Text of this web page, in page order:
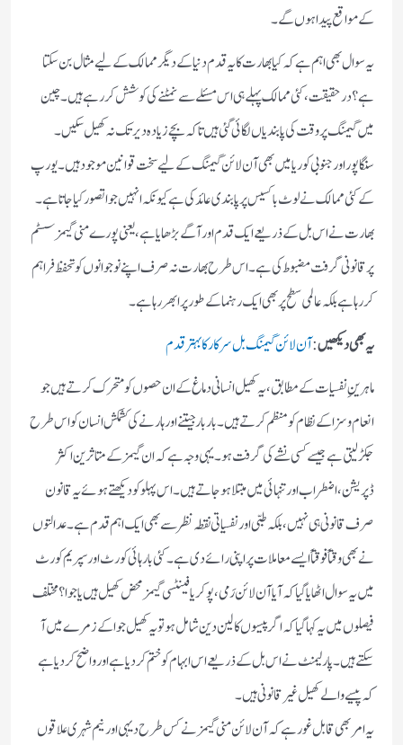
کے مواقع پیدا ہوں گے۔
یہ سوال بھی اہم ہے کہ کیا بھارت کا یہ قدم دنیا کے دیگر ممالک کے لیے مثال بن سکتا
ہے؟ درحقیقت، کئی ممالک پہلے ہی اس مسئلے سے نمٹنے کی کوشش کر رہے ہیں۔ چین
میں گیمنگ پر وقت کی پابندیاں لگائی گئی ہیں تاکہ بچے زیادہ دیر تک نہ کھیل سکیں۔
سنگاپور اور جنوبی کوریا میں بھی آن لائن گیمنگ کے لیے سخت قوانین موجود ہیں۔ یورپ
کے کئی ممالک نے لوٹ باکسیس پر پابندی عائد کی ہے کیونکہ انہیں جوا تصور کیا جاتا ہے۔
بھارت نے اس بل کے ذریعے ایک قدم اور آگے بڑھایا ہے، یعنی پورے منی گیمز سسٹم
پر قانونی گرفت مضبوط کی ہے۔ اس طرح بھارت نہ صرف اپنے نوجوانوں کو تحفظ فراہم
کر رہا ہے بلکہ عالمی سطح پر بھی ایک رہنما کے طور پر ابھر رہا ہے۔
یہ بھی دیکھیں:آن لائن گیمنگ بل سرکار کا بہتر قدم
ماہرینِ نفسیات کے مطابق، یہ کھیل انسانی دماغ کے ان حصوں کو متحرک کرتے ہیں جو
انعام و سزا کے نظام کو منظم کرتے ہیں۔ بار بار جیتنے اور ہارنے کی کشمکش انسان کو اس طرح
جکڑ لیتی ہے جیسے کسی نشے کی گرفت ہو۔ یہی وجہ ہے کہ ان گیمز کے متاثرین اکثر
ڈپریشن، اضطراب اور تنہائی میں مبتلا ہو جاتے ہیں۔ اس پہلو کو دیکھتے ہوئے یہ قانون
صرف قانونی ہی نہیں، بلکہ طبی اور نفسیاتی نقطہ نظر سے بھی ایک اہم قدم ہے۔عدالتوں
نے بھی وقتاً فوقتاً ایسے معاملات پر اپنی رائے دی ہے۔ کئی بار ہائی کورٹ اور سپریم کورٹ
میں یہ سوال اٹھایا گیا کہ آیا آن لائن رَمی، پوکر یا فینٹسی گیمز محض کھیل ہیں یا جوا؟ مختلف
فیصلوں میں یہ کہا گیا کہ اگر پیسوں کا لین دین شامل ہو تو یہ کھیل جوا کے زمرے میں آ
سکتے ہیں۔ پارلیمنٹ نے اس بل کے ذریعے اس ابہام کو ختم کر دیا ہے اور واضح کر دیا ہے
کہ پیسے والے کھیل غیر قانونی ہیں۔
یہ امر بھی قابل غور ہے کہ آن لائن منی گیمز نے کس طرح دیہی اور نیم شہری علاقوں